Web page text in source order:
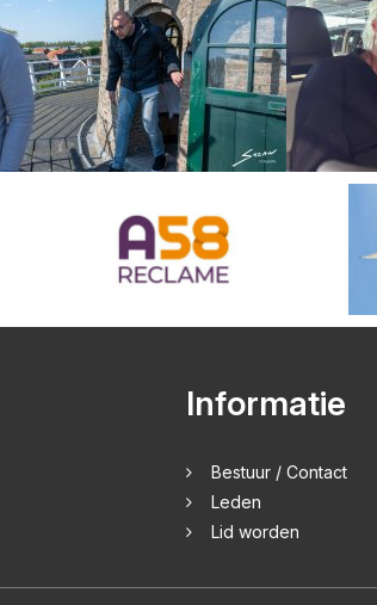
Informatie
Bestuur / Contact
Leden
Lid worden